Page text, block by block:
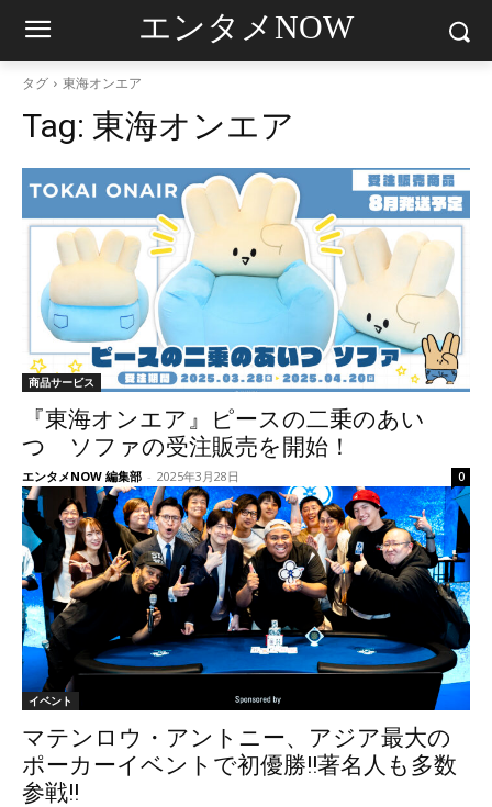
エンタメNOW
タグ 東海オンエア
Tag: 東海オンエア
商品サービス
『東海オンエア』ピースの二乗のあい
つ ソファの受注販売を開始！
エンタメNOW 編集部 - 2025年3月28日 0
イベント
マテンロウ・アントニー、アジア最大の
ポーカーイベントで初優勝!!著名人も多数
参戦!!